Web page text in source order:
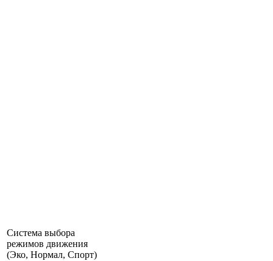
Система выбора
режимов движения
(Эко, Нормал, Спорт)